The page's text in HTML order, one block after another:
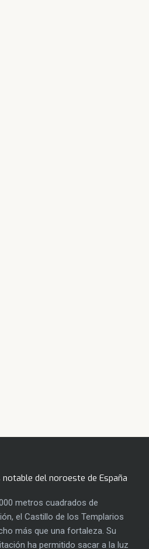
notable del noroeste de España
metros cuadrados de
el Castillo de los Templarios
más que una fortaleza. Su
ha permitido sacar a la luz